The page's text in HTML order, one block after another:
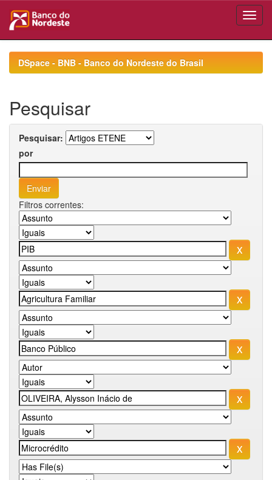
navigationDSpace - BNB - Banco do Nordeste do Brasil
Pesquisar
Pesquisar:
por
Filtros correntes: